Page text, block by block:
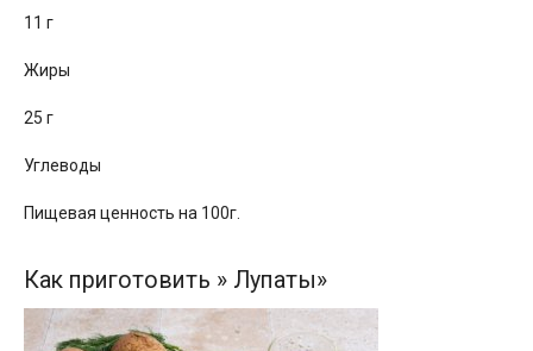
11 г
Жиры
25 г
Углеводы
Пищевая ценность на 100г.
Как приготовить » Лупаты»